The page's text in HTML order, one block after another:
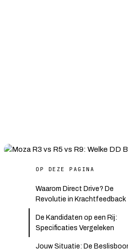
OP DEZE PAGINA
Waarom Direct Drive? De
Revolutie in Krachtfeedback
De Kandidaten op een Rij:
Specificaties Vergeleken
Jouw Situatie: De